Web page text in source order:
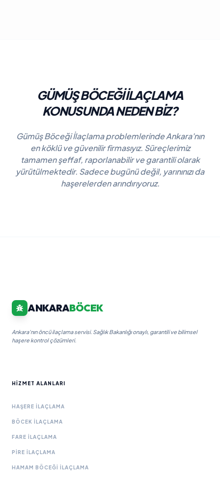
GÜMÜŞ BÖCEĞI İLAÇLAMA
KONUSUNDA NEDEN BIZ?
Gümüş Böceği İlaçlama problemlerinde Ankara'nın
en köklü ve güvenilir firmasıyız. Süreçlerimiz
tamamen şeffaf, raporlanabilir ve garantili olarak
yürütülmektedir. Sadece bugünü değil, yarınınızı da
haşerelerden arındırıyoruz.
ANKARABÖCEK
Ankara'nın öncü ilaçlama servisi. Sağlık Bakanlığı onaylı, garantili ve bilimsel
haşere kontrol çözümleri.
HIZMET ALANLARI
HAŞERE İLAÇLAMA
BÖCEK İLAÇLAMA
FARE İLAÇLAMA
PIRE İLAÇLAMA
HAMAM BÖCEĞI İLAÇLAMA